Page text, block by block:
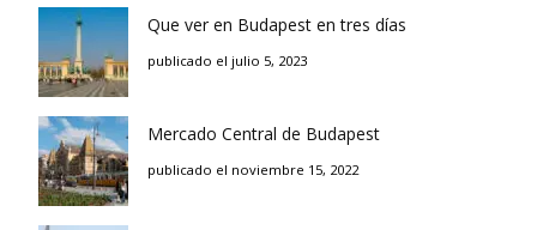
Que ver en Budapest en tres días
publicado el julio 5, 2023
Mercado Central de Budapest
publicado el noviembre 15, 2022